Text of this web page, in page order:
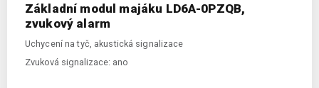
Základní modul majáku LD6A-0PZQB,
zvukový alarm
Uchycení na tyč, akustická signalizace
Zvuková signalizace: ano